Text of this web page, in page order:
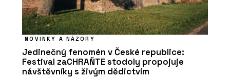
NOVINKY A NÁZORY
Jedinečný fenomén v České republice:
Festival zaCHRAŇTE stodoly propojuje
návštěvníky s živým dědictvím